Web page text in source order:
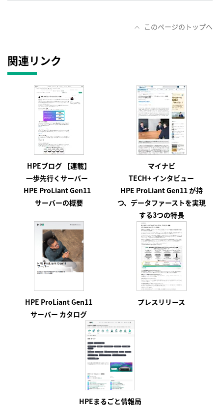
このページのトップへ
関連リンク
HPEブログ 【連載】
一歩先行くサーバー
HPE ProLiant Gen11
サーバーの概要
マイナビ
TECH+ インタビュー
HPE ProLiant Gen11が持
つ、データファーストを実現
する3つの特長
HPE ProLiant Gen11
サーバー カタログ
プレスリリース
HPEまるごと情報局